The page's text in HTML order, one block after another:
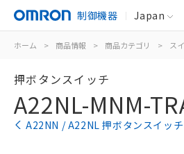
制御機器 Japan
ホーム > 商品情報 > 商品カテゴリ > ス
押ボタンスイッチ
A22NL-MNM-
A22NN / A22NL 押ボタンスイッ